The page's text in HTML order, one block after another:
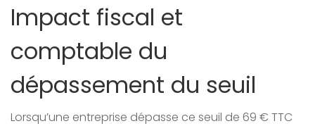
Impact fiscal et
comptable du
dépassement du seuil
Lorsqu’une entreprise dépasse ce seuil de 69 € TTC